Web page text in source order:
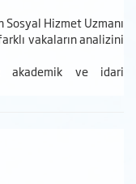
Sosyal Hizmet Uzmanı
vakaların analizini
akademik ve idari